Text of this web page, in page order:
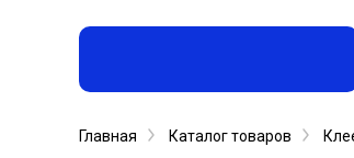
Главная Каталог товаров